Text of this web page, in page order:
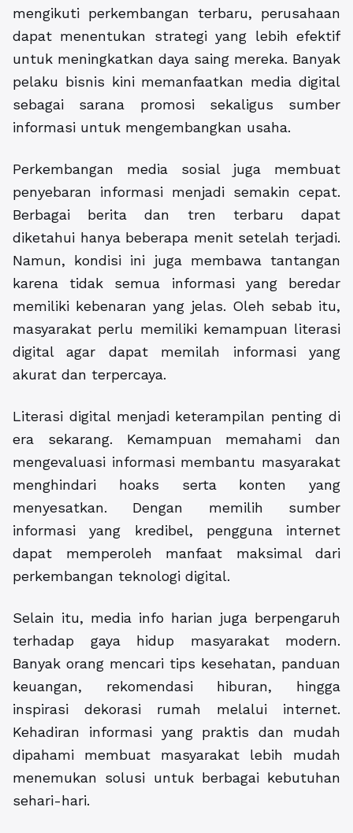
mengikuti perkembangan terbaru, perusahaan
dapat menentukan strategi yang lebih efektif
untuk meningkatkan daya saing mereka. Banyak
pelaku bisnis kini memanfaatkan media digital
sebagai sarana promosi sekaligus sumber
informasi untuk mengembangkan usaha.
Perkembangan media sosial juga membuat
penyebaran informasi menjadi semakin cepat.
Berbagai berita dan tren terbaru dapat
diketahui hanya beberapa menit setelah terjadi.
Namun, kondisi ini juga membawa tantangan
karena tidak semua informasi yang beredar
memiliki kebenaran yang jelas. Oleh sebab itu,
masyarakat perlu memiliki kemampuan literasi
digital agar dapat memilah informasi yang
akurat dan terpercaya.
Literasi digital menjadi keterampilan penting di
era sekarang. Kemampuan memahami dan
mengevaluasi informasi membantu masyarakat
menghindari hoaks serta konten yang
menyesatkan. Dengan memilih sumber
informasi yang kredibel, pengguna internet
dapat memperoleh manfaat maksimal dari
perkembangan teknologi digital.
Selain itu, media info harian juga berpengaruh
terhadap gaya hidup masyarakat modern.
Banyak orang mencari tips kesehatan, panduan
keuangan, rekomendasi hiburan, hingga
inspirasi dekorasi rumah melalui internet.
Kehadiran informasi yang praktis dan mudah
dipahami membuat masyarakat lebih mudah
menemukan solusi untuk berbagai kebutuhan
sehari-hari.